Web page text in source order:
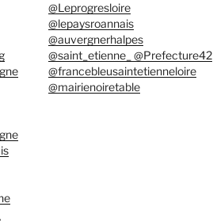
@Leprogresloire
@lepaysroannais
@auvergnerhalpes
@saint_etienne_ @Prefecture42
@francebleusaintetienneloire
@mairienoiretable